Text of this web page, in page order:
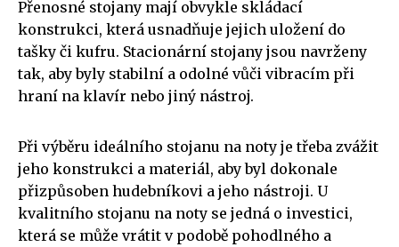
Přenosné stojany mají obvykle skládací
konstrukci, která usnadňuje jejich uložení do
tašky či kufru. Stacionární stojany jsou navrženy
tak, aby byly stabilní a odolné vůči vibracím při
hraní na klavír nebo jiný nástroj.
Při výběru ideálního stojanu na noty je třeba zvážit
jeho konstrukci a materiál, aby byl dokonale
přizpůsoben hudebníkovi a jeho nástroji. U
kvalitního stojanu na noty se jedná o investici,
která se může vrátit v podobě pohodlného a